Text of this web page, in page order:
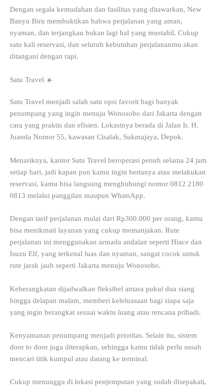
Dengan segala kemudahan dan fasilitas yang ditawarkan, New
Banyu Biru membuktikan bahwa perjalanan yang aman,
nyaman, dan terjangkau bukan lagi hal yang mustahil. Cukup
satu kali reservasi, dan seluruh kebutuhan perjalananmu akan
ditangani dengan rapi.
Satu Travel ☀️
Satu Travel menjadi salah satu opsi favorit bagi banyak
penumpang yang ingin menuju Wonosobo dari Jakarta dengan
cara yang praktis dan efisien. Lokasinya berada di Jalan Ir. H.
Juanda Nomor 55, kawasan Cisalak, Sukmajaya, Depok.
Menariknya, kantor Satu Travel beroperasi penuh selama 24 jam
setiap hari, jadi kapan pun kamu ingin bertanya atau melakukan
reservasi, kamu bisa langsung menghubungi nomor 0812 2180
0813 melalui panggilan maupun WhatsApp.
Dengan tarif perjalanan mulai dari Rp300.000 per orang, kamu
bisa menikmati layanan yang cukup memanjakan. Rute
perjalanan ini menggunakan armada andalan seperti Hiace dan
Isuzu Elf, yang terkenal luas dan nyaman, sangat cocok untuk
rute jarak jauh seperti Jakarta menuju Wonosobo.
Keberangkatan dijadwalkan fleksibel antara pukul dua siang
hingga delapan malam, memberi keleluasaan bagi siapa saja
yang ingin berangkat sesuai waktu luang atau rencana pribadi.
Kenyamanan penumpang menjadi prioritas. Selain itu, sistem
door to door juga diterapkan, sehingga kamu tidak perlu susah
mencari titik kumpul atau datang ke terminal.
Cukup menunggu di lokasi penjemputan yang sudah disepakati,